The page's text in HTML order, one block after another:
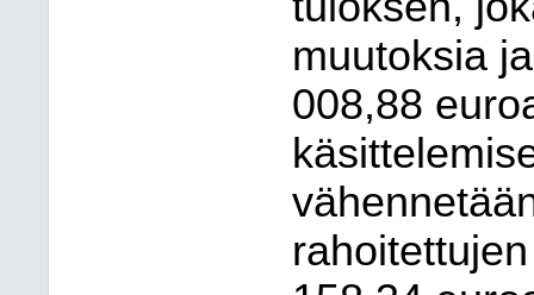
muutoksia
008,88